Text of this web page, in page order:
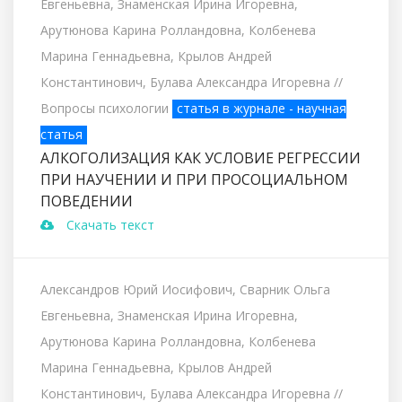
Евгеньевна, Знаменская Ирина Игоревна,
Арутюнова Карина Ролландовна, Колбенева
Марина Геннадьевна, Крылов Андрей
Константинович, Булава Александра Игоревна //
Вопросы психологии статья в журнале - научная
статья
АЛКОГОЛИЗАЦИЯ КАК УСЛОВИЕ РЕГРЕССИИ
ПРИ НАУЧЕНИИ И ПРИ ПРОСОЦИАЛЬНОМ
ПОВЕДЕНИИ
Скачать текст
Александров Юрий Иосифович, Сварник Ольга
Евгеньевна, Знаменская Ирина Игоревна,
Арутюнова Карина Ролландовна, Колбенева
Марина Геннадьевна, Крылов Андрей
Константинович, Булава Александра Игоревна //